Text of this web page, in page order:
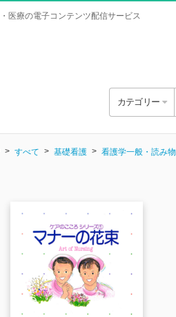
医療の電子コンテンツ配信サービス
カテゴリー
すべて 基礎看護 看護学一般・読み物